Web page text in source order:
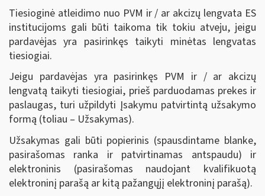
Tiesioginė atleidimo nuo PVM ir / ar akcizų lengvata ES
institucijoms gali būti taikoma tik tokiu atveju, jeigu
pardavėjas yra pasirinkęs taikyti minėtas lengvatas
tiesiogiai.
Jeigu pardavėjas yra pasirinkęs PVM ir / ar akcizų
lengvatą taikyti tiesiogiai, prieš parduodamas prekes ir
paslaugas, turi užpildyti Įsakymu patvirtintą užsakymo
formą (toliau – Užsakymas).
Užsakymas gali būti popierinis (spausdintame blanke,
pasirašomas ranka ir patvirtinamas antspaudu) ir
elektroninis (pasirašomas naudojant kvalifikuotą
elektroninį parašą ar kitą pažangųjį elektroninį parašą).